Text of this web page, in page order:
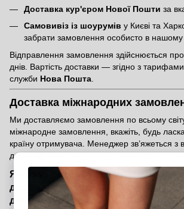
Доставка кур'єром Нової Пошти за
Самовивіз із шоурумів у Києві та
забрати замовлення особисто в нашому
Відправлення замовлення здійснюється
днів. Вартість доставки — згідно з тарифами
служби Нова Пошта
Доставка міжнародних
Ми доставляємо замовлення по всьому
міжнародне замовлення, вкажіть, будь
країну отримувача. Менеджер зв’яжеться з
детальну інформацію щодо вартості
Якщо у вас виникли питання щодо
доставки, звертайтеся — ми завжди
допомогти!